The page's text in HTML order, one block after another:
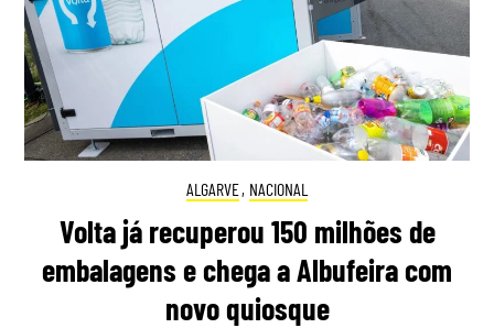
ALGARVE, NACIONAL
Volta já recuperou 150 milhões de
embalagens e chega a Albufeira com
novo quiosque